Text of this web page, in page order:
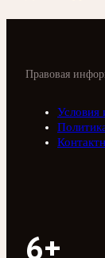
Правовая
Условия
6+